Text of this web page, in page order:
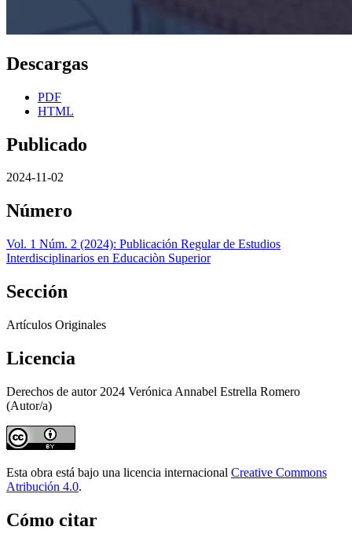
Descargas
PDF
HTML
Publicado
2024-11-02
Número
Vol. 1 Núm. 2 (2024): Publicación Regular de Estudios
Interdisciplinarios en Educaciòn Superior
Sección
Artículos Originales
Licencia
Derechos de autor 2024 Verónica Annabel Estrella Romero
(Autor/a)
Esta obra está bajo una licencia internacional Creative Commons
Atribución 4.0.
Cómo citar